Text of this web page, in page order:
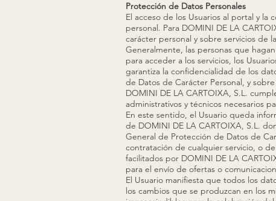
Protección de Datos Personales
El acceso de los Usuarios al portal y
personal. Para DOMINI DE LA
carácter personal y sobre servicios de
Generalmente, las personas que
para acceder a los servicios, los
garantiza la confidencialidad de los
de Datos de Carácter Personal, y
DOMINI DE LA CARTOIXA, S.L.
administrativos y técnicos necesarios
En este sentido, el Usuario queda
de DOMINI DE LA CARTOIXA, S.L.
General de Protección de Datos de
contratación de cualquier servicio, o
facilitados por DOMINI DE LA
para el envío de ofertas o
El Usuario manifiesta que todos los
los cambios que se produzcan en los